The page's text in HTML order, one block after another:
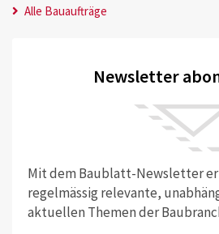
Alle Bauaufträge
Newsletter
Mit dem Baublatt-Newsletter
regelmässig relevante,
aktuellen Themen der